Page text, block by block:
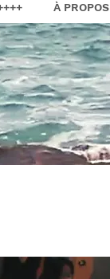
À PROPOS